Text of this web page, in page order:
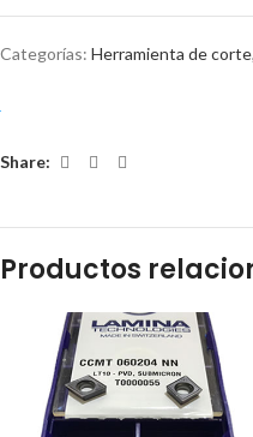
Categorías: Herramienta de corte,
Share:
Productos